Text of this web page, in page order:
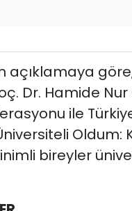
göre,
Dr. Hamide Nur
ile
Oldum:
bireyler